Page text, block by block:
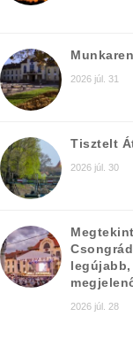
2026 júl. 31
Tisztelt
2026 júl. 30
2026 júl. 28